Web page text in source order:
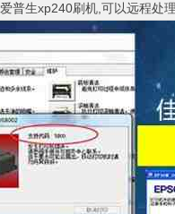
爱普生xp240刷机,可以远程处